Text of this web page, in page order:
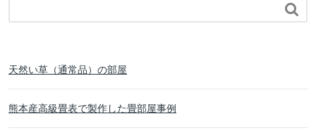

天然い草（通常品）の部屋
熊本産高級畳表で製作した畳部屋事例